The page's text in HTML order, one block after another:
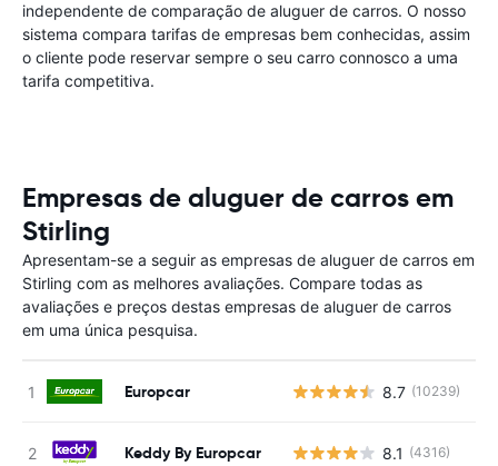
independente de comparação de aluguer de carros. O nosso
sistema compara tarifas de empresas bem conhecidas, assim
o cliente pode reservar sempre o seu carro connosco a uma
tarifa competitiva.
Empresas de aluguer de carros em
Stirling
Apresentam-se a seguir as empresas de aluguer de carros em
Stirling com as melhores avaliações. Compare todas as
avaliações e preços destas empresas de aluguer de carros
em uma única pesquisa.
Europcar 8.7 (10239)
Keddy By Europcar 8.1 (4316)